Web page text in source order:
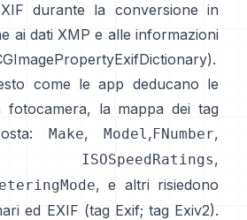
durante la conversione in
ai dati XMP e alle informazioni
).
come le app deducano le
fotocamera, la mappa dei tag
Make,Model,FNumber,
ISOSpeedRatings,
, e altri risiedono
ed EXIF (tag Exif; tag Exiv2).